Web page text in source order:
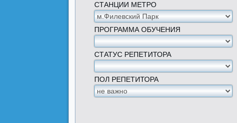
СТАНЦИИ МЕТРО
ПРОГРАММА ОБУЧЕНИЯ
СТАТУС РЕПЕТИТОРА
ПОЛ РЕПЕТИТОРА